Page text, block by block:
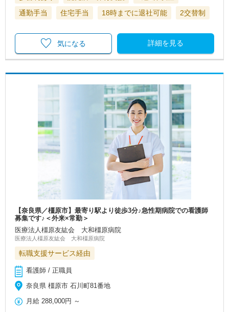
通勤手当
住宅手当 18時までに退社可能 2交替制
詳細を見る
気になる
【奈良県／橿原市】最寄り駅より徒歩3分♪急性期病院での看護師
募集です♪＜外来×常勤＞
医療法人橿原友紘会 大和橿原病院
医療法人橿原友紘会 大和橿原病院
転職支援サービス経由
看護師 / 正職員
奈良県 橿原市 石川町81番地
月給 288,000円 ～